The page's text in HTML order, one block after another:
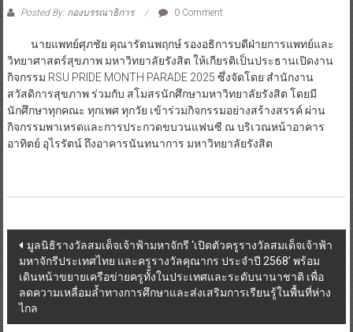
Posted By: กองบรรณาธิการ 0 Comment
นายแพทย์ศุภชัย คุณารัตนพฤกษ์ รองอธิการบดีฝ่ายการแพทย์และ
วิทยาศาสตร์สุขภาพ มหาวิทยาลัยรังสิต ให้เกียรติเป็นประธานเปิดงาน
กิจกรรม RSU PRIDE MONTH PARADE 2025 ซึ่งจัดโดย สำนักงาน
สวัสดิการสุขภาพ ร่วมกับ สโมสรนักศึกษามหาวิทยาลัยรังสิต โดยมี
นักศึกษาทุกคณะ ทุกเพศ ทุกวัย เข้าร่วมกิจกรรมอย่างสร้างสรรค์ ผ่าน
กิจกรรมพาเหรดและการประกวดขบวนแฟนซี ณ บริเวณหน้าอาคาร
อาทิตย์ อุไรรัตน์ ถึงอาคารนันทนาการ มหาวิทยาลัยรังสิต
Post
navigation
มูลนิธิรางวัลสมเด็จเจ้าฟ้ามหาจักรี ‘เปิดตัวครูรางวัลสมเด็จเจ้าฟ้า
มหาจักรีประเทศไทย และครูรางวัลคุณากร ประจำปี 2568’ พร้อม
เดินหน้าขยายเครือข่ายครูทั้งในประเทศและระดับนานาชาติ เพื่อ
ลดความเหลื่อมล้ำทางการศึกษาและส่งเสริมการเรียนรู้ในพื้นที่ห่าง
ไกล